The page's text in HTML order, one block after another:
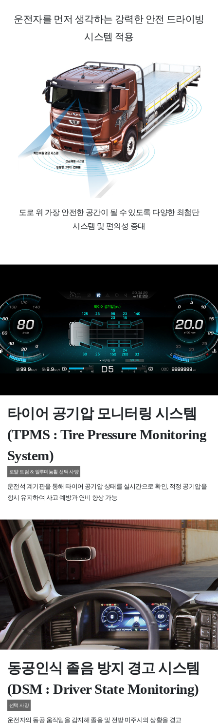
운전자를 먼저 생각하는 강력한 안전 드라이빙
시스템 적용
도로 위 가장 안전한 공간이 될 수 있도록 다양한 최첨단
시스템 및 편의성 증대
타이어 공기압 모니터링 시스템
(TPMS : Tire Pressure Monitoring
System)
로얄 트림 & 알루미늄휠 선택 사양
운전석 계기판을 통해 타이어 공기압 상태를 실시간으로 확인, 적정 공기압을
항시 유지하여 사고 예방과 연비 향상 가능
동공인식 졸음 방지 경고 시스템
(DSM : Driver State Monitoring)
선택 사양
운전자의 동공 움직임을 감지해 졸음 및 전방 미주시의 상황을 경고